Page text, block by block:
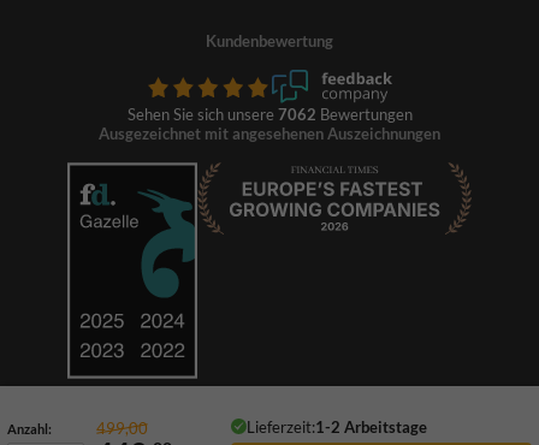
Anzahl: 499,00 Lieferzeit:1-2 Arbeitstage
Kundenbewertung
Sehen Sie sich unsere 7062 Bewertungen
Ausgezeichnet mit angesehenen Auszeichnungen